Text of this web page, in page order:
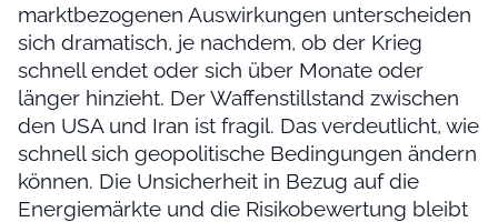
marktbezogenen Auswirkungen unterscheiden
sich dramatisch, je nachdem, ob der Krieg
schnell endet oder sich über Monate oder
länger hinzieht. Der Waffenstillstand zwischen
den USA und Iran ist fragil. Das verdeutlicht, wie
schnell sich geopolitische Bedingungen ändern
können. Die Unsicherheit in Bezug auf die
Energiemärkte und die Risikobewertung bleibt